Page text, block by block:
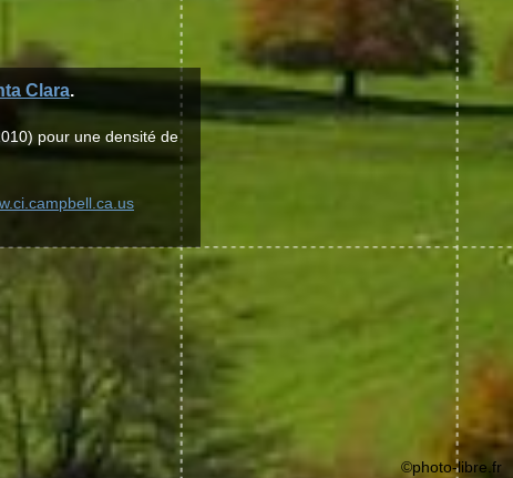
Clara.
pour une densité de
©photo-libre.fr